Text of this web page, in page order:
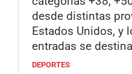
desde distintas
Estados Unidos, y
entradas se
DEPORTES